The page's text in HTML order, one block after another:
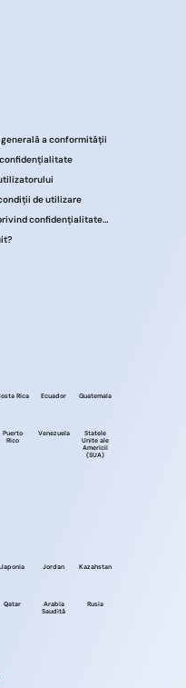
a conformității
de utilizare
Notificare privind confidențialitatea CCPA
Rica Ecuador Guatemala
Puerto
Rico
Venezuela
Statele
Unite ale
Americii
(SUA)
Japonia Jordan Kazahstan
Qatar
Arabia
Saudită
Rusia